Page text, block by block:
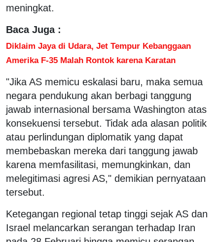
meningkat.
Baca Juga :
Diklaim Jaya di Udara, Jet Tempur Kebanggaan
Amerika F-35 Malah Rontok karena Karatan
"Jika AS memicu eskalasi baru, maka semua
negara pendukung akan berbagi tanggung
jawab internasional bersama Washington atas
konsekuensi tersebut. Tidak ada alasan politik
atau perlindungan diplomatik yang dapat
membebaskan mereka dari tanggung jawab
karena memfasilitasi, memungkinkan, dan
melegitimasi agresi AS," demikian pernyataan
tersebut.
Ketegangan regional tetap tinggi sejak AS dan
Israel melancarkan serangan terhadap Iran